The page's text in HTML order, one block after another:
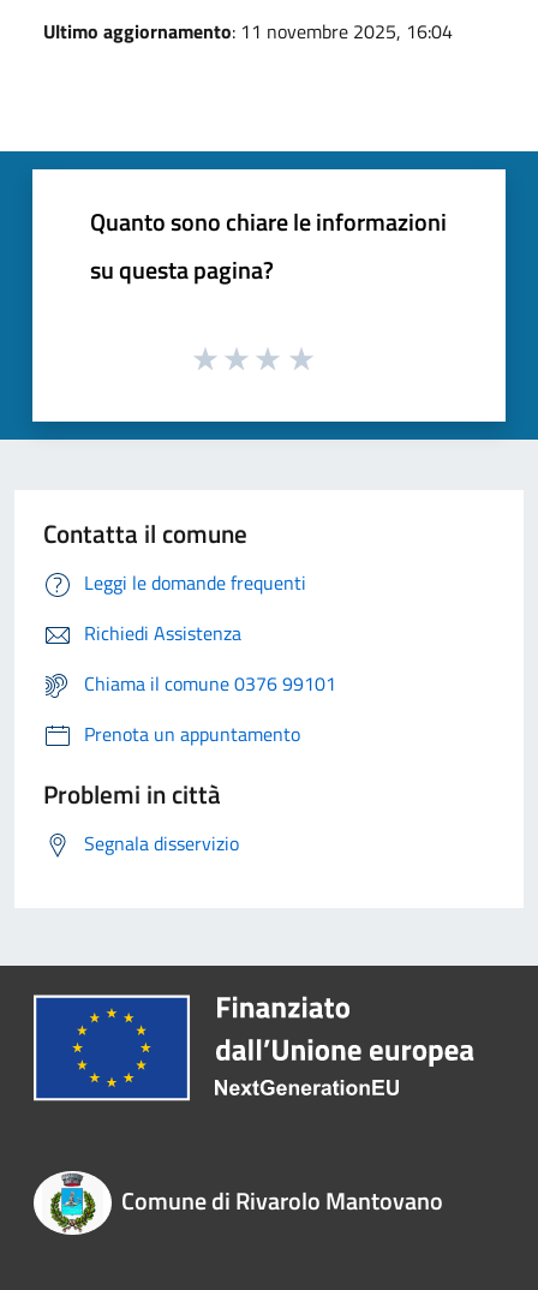
Ultimo aggiornamento: 11 novembre 2025, 16:04
Quanto sono chiare le informazioni
su questa pagina?
Contatta il comune
Leggi le domande frequenti
Richiedi Assistenza
Chiama il comune 0376 99101
Prenota un appuntamento
Problemi in città
Segnala disservizio
Comune di Rivarolo Mantovano